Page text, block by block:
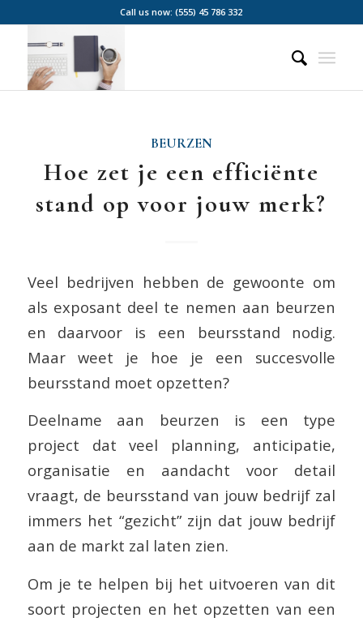
Call us now: (555) 45 786 332
BEURZEN
Hoe zet je een efficiënte
stand op voor jouw merk?
Veel bedrijven hebben de gewoonte om
als exposant deel te nemen aan beurzen
en daarvoor is een beursstand nodig.
Maar weet je hoe je een succesvolle
beursstand moet opzetten?
Deelname aan beurzen is een type
project dat veel planning, anticipatie,
organisatie en aandacht voor detail
vraagt, de beursstand van jouw bedrijf zal
immers het “gezicht” zijn dat jouw bedrijf
aan de markt zal laten zien.
Om je te helpen bij het uitvoeren van dit
soort projecten en het opzetten van een